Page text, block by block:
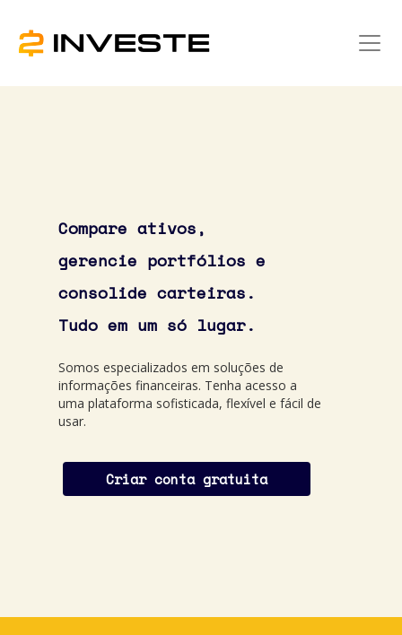
Compare ativos,
gerencie portfólios e
consolide carteiras.
Tudo em um só lugar.
Somos especializados em soluções de
informações financeiras. Tenha acesso a
uma plataforma sofisticada, flexível e fácil de
usar.